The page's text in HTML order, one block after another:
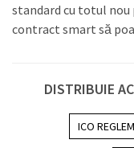
standard cu totul nou
contract smart să
DISTRIBUIE
ICO